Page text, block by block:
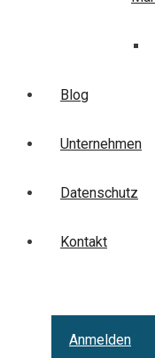
Blog
Unternehmen
Datenschutz
Kontakt
Anmelden